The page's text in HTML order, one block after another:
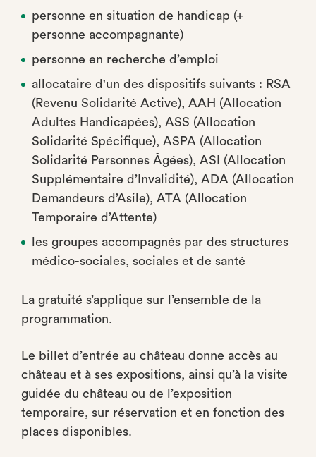
personne en situation de handicap (+
personne accompagnante)
personne en recherche d’emploi
allocataire d'un des dispositifs suivants : RSA
(Revenu Solidarité Active), AAH (Allocation
Adultes Handicapées), ASS (Allocation
Solidarité Spécifique), ASPA (Allocation
Solidarité Personnes Âgées), ASI (Allocation
Supplémentaire d’Invalidité), ADA (Allocation
Demandeurs d’Asile), ATA (Allocation
Temporaire d’Attente)
les groupes accompagnés par des structures
médico-sociales, sociales et de santé
La gratuité s’applique sur l’ensemble de la
programmation.
Le billet d’entrée au château donne accès au
château et à ses expositions, ainsi qu’à la visite
guidée du château ou de l’exposition
temporaire, sur réservation et en fonction des
places disponibles.